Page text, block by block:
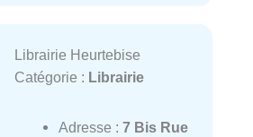
Librairie Heurtebise
Catégorie : Librairie
Adresse : 7 Bis Rue